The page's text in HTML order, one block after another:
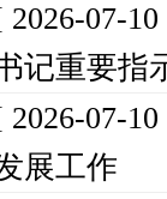
2026-07-
记重要指
2026-07-
展工作